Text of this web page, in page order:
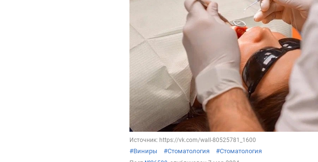
Источник: https://vk.com/wall-80525781_1600
#Виниры #Стоматология #Стоматология